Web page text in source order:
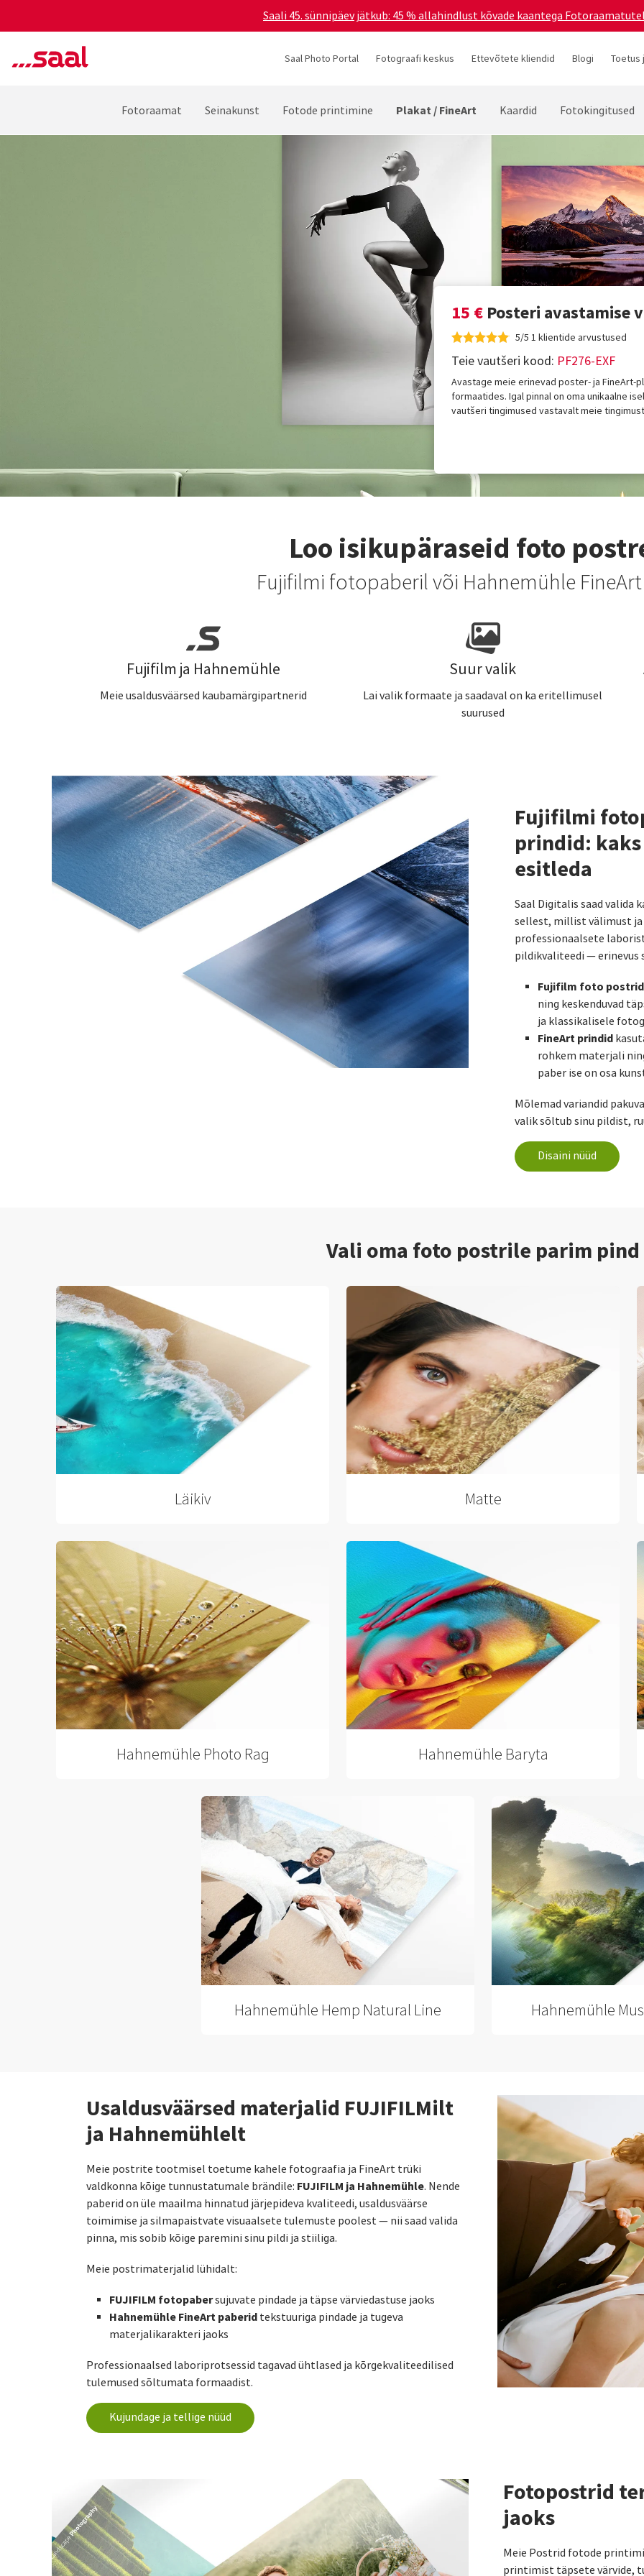
Saali 45. sünnipäev jätkub: 45 % allahindlust kõvade kaantega
Saal Photo Portal Fotograafi keskus Ettevõtete kliendid Blogi Toetus
Fotoraamat Seinakunst Fotode printimine Plakat / FineArt Kaardid Fotokingitused
15 € Posteri avastamise
Teie vautšeri kood: PF276-EXF
Avastage meie erinevad poster- ja FineArt-
formaatides. Igal pinnal on oma unikaalne
vautšeri tingimused vastavalt meie
5/5 1 klientide arvustused
Loo isikupäraseid foto
Fujifilmi fotopaberil või Hahnemühle
Fujifilm ja Hahnemühle
Meie usaldusväärsed kaubamärgipartnerid
Suur valik
Lai valik formaate ja saadaval on ka eritellimusel
suurused
Fujifilmi
prindid:
esitleda
Saal Digitalis saad valida
sellest, millist välimust
professionaalsete
pildikvaliteedi — erinevus
Fujifilm foto postrid
ning keskenduvad
ja klassikalisele
FineArt prindid
rohkem materjali
paber ise on osa
Mõlemad variandid
valik sõltub sinu pildist,
Disaini nüüd
Vali oma foto postrile parim pind
Läikiv Matte
Hahnemühle Photo Rag Hahnemühle Baryta
Hahnemühle Hemp Natural Line Hahnemühle
Usaldusväärsed materjalid FUJIFILMilt
ja Hahnemühlelt
Meie postrite tootmisel toetume kahele fotograafia ja FineArt trüki
valdkonna kõige tunnustatumale brändile: FUJIFILM ja Hahnemühle. Nende
paberid on üle maailma hinnatud järjepideva kvaliteedi, usaldusväärse
toimimise ja silmapaistvate visuaalsete tulemuste poolest — nii saad valida
pinna, mis sobib kõige paremini sinu pildi ja stiiliga.
Meie postrimaterjalid lühidalt:
FUJIFILM fotopabersujuvate pindade ja täpse värviedastuse jaoks
Hahnemühle FineArt paberid tekstuuriga pindade ja tugeva
materjalikarakteri jaoks
Professionaalsed laboriprotsessid tagavad ühtlased ja kõrgekvaliteedilised
tulemused sõltumata formaadist.
Kujundage ja tellige nüüd
Fotopostrid
jaoks
Meie Postrid fotode
printimist täpsete värvide,